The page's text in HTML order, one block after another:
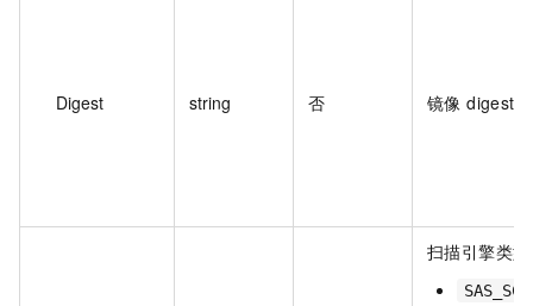
Digest string 否 镜像 digest。
扫描引擎类型